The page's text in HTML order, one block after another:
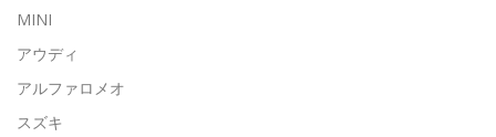
MINI
アウディ
アルファロメオ
スズキ